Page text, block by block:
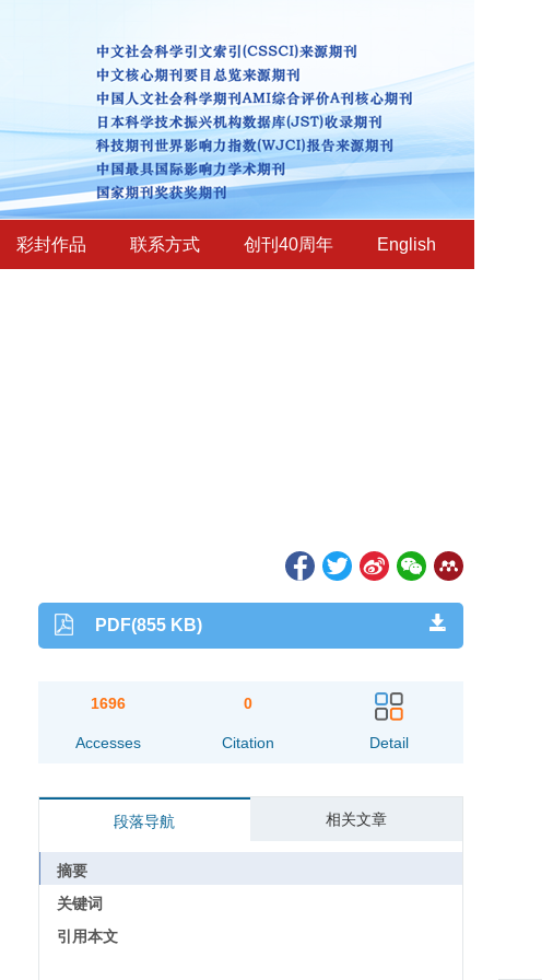
彩封作品 联系方式 创刊40周年 English
PDF(855 KB)
1696
Accesses
0
Citation Detail
段落导航 相关文章
摘要
关键词
引用本文